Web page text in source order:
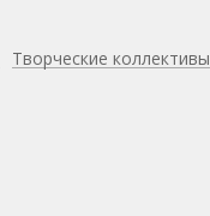
Творческие коллективы